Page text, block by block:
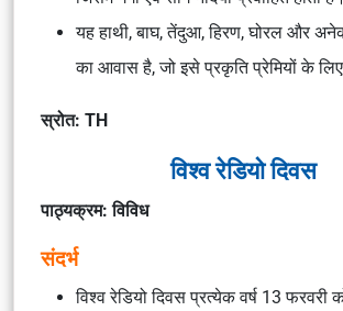
यह हाथी, बाघ, तेंदुआ, हिरण, घोरल और अनेक
का आवास है, जो इसे प्रकृति प्रेमियों के लिए
स्रोत: TH
विश्व रेडियो दिवस
पाठ्यक्रम: विविध
संदर्भ
विश्व रेडियो दिवस प्रत्येक वर्ष 13 फरवरी